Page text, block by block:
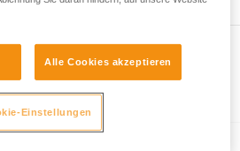
Alle Cookies akzeptieren
Einstellungen